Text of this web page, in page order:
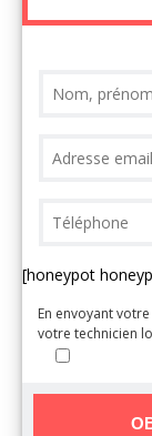
[honeypot
En envoyant
votre technicien